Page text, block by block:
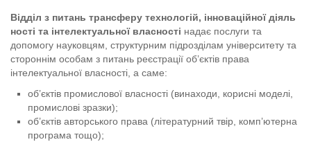
Відділ з питань трансферу технологій, інноваційної діяль
ності та інтелектуальної власності надає послуги та
допомогу науковцям, структурним підрозділам університету та
стороннім особам з питань реєстрації об’єктів права
інтелектуальної власності, а саме:
об’єктів промислової власності (винаходи, корисні моделі,
промислові зразки);
об’єктів авторського права (літературний твір, комп’ютерна
програма тощо);